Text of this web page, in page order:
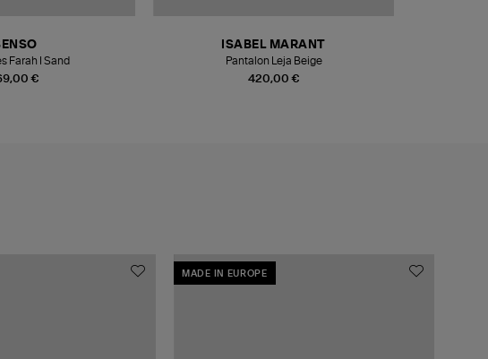
€
Farah I Sand
420,00 €
ISABEL MARANT
Pantalon Leja Beige
MADE IN EUROPE